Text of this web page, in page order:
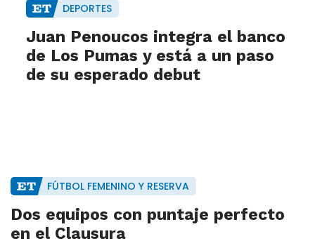
DEPORTES
Juan Penoucos integra el banco
de Los Pumas y está a un paso
de su esperado debut
FÚTBOL FEMENINO Y RESERVA
Dos equipos con puntaje perfecto
en el Clausura